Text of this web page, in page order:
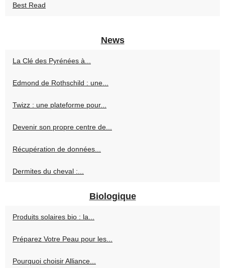
Best Read
News
La Clé des Pyrénées à...
Edmond de Rothschild : une...
Twizz : une plateforme pour...
Devenir son propre centre de...
Récupération de données...
Dermites du cheval :...
Biologique
Produits solaires bio : la...
Préparez Votre Peau pour les...
Pourquoi choisir Alliance...